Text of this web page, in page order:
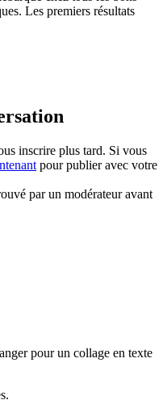
Les premiers résultats
inscrire plus tard. Si vous
pour publier avec votre
par un modérateur avant
pour un collage en texte